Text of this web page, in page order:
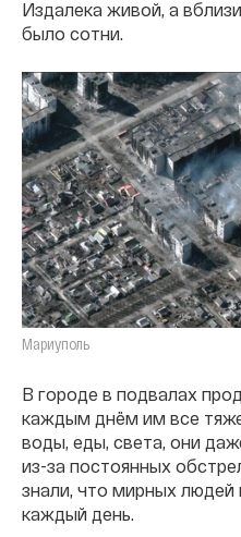
Издалека живой, а
было сотни.
Мариуполь
В городе в подвалах
каждым днём им все
воды, еды, света, они
из-за постоянных
знали, что мирных
каждый день.